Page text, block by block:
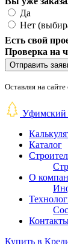
Да
Нет
Есть свой
Проверка на
Отправить
Оставляя на
Уфимский
Каталог
О
Купить в